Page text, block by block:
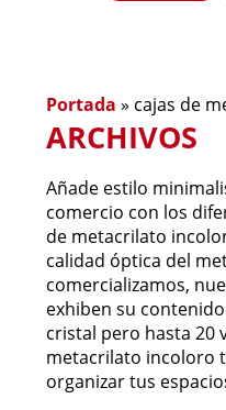
Portada » cajas de
ARCHIVOS
Añade estilo
comercio con los
de metacrilato
calidad óptica del
comercializamos,
exhiben su
cristal pero hasta 20
metacrilato incoloro
organizar tus